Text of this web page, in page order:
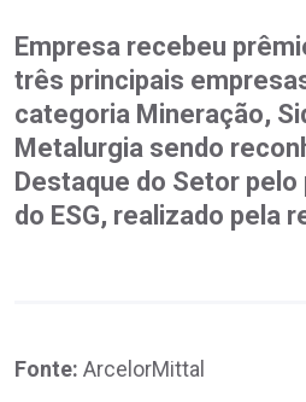
Empresa recebeu
três principais
categoria Mineração,
Metalurgia sendo
Destaque do Setor
do ESG, realizado pela
Fonte: ArcelorMittal